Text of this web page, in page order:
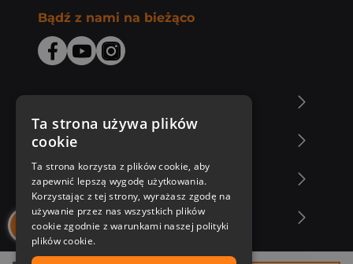
Bądź z nami na bieżąco
Zakupy u nas
Nasza oferta
Nasi autorzy
Ta strona używa plików
cookie
Ta strona korzysta z plików cookie, aby
zapewnić lepszą wygodę użytkowania.
Korzystając z tej strony, wyrażasz zgodę na
używanie przez nas wszystkich plików
cookie zgodnie z warunkami naszej polityki
plików cookie.